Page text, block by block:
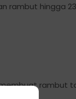
rambut hingga
rambut